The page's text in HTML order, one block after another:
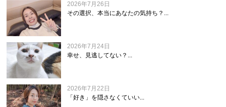
2026年7月26日
その選択、本当にあなたの気持ち？...
2026年7月24日
幸せ、見逃してない？...
2026年7月22日
「好き」を隠さなくていい...